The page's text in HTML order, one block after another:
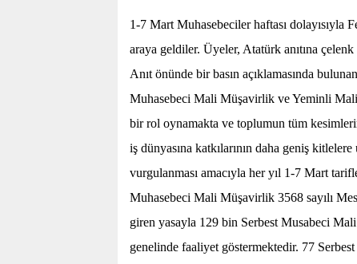
1-7 Mart Muhasebeciler haftası dolayısıyla
araya geldiler. Üyeler, Atatürk anıtına
Anıt önünde bir basın açıklamasında
Muhasebeci Mali Müşavirlik ve Yeminli
bir rol oynamakta ve toplumun tüm
iş dünyasına katkılarının daha geniş
vurgulanması amacıyla her yıl 1-7 Mart
Muhasebeci Mali Müşavirlik 3568 sayılı
giren yasayla 129 bin Serbest Musabeci
genelinde faaliyet göstermektedir. 77